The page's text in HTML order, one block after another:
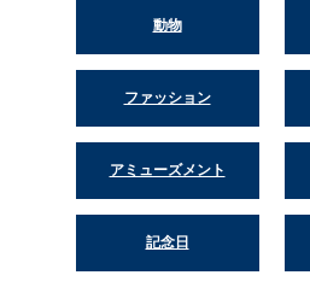
動物
ファッション
アミューズメント
記念日